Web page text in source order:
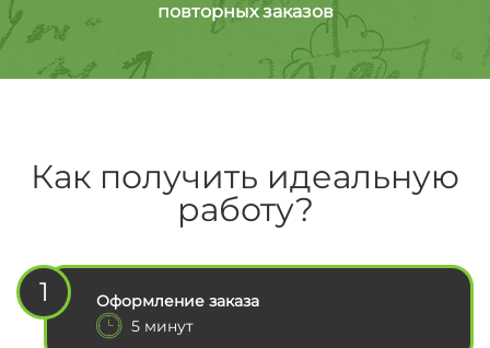
повторных заказов
Как получить идеальную
работу?
1
Оформление заказа
5 минут